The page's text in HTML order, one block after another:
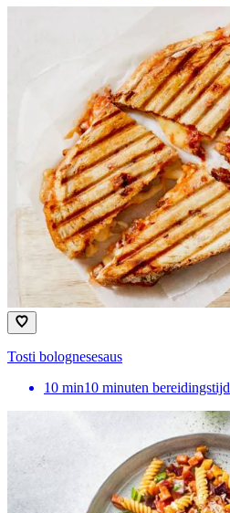
Tosti bolognesesaus
10 min10 minuten bereidingstijd